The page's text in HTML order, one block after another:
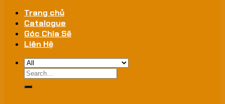
Trang chủ
Catalogue
Góc Chia Sẽ
Liên Hệ
Search
for: